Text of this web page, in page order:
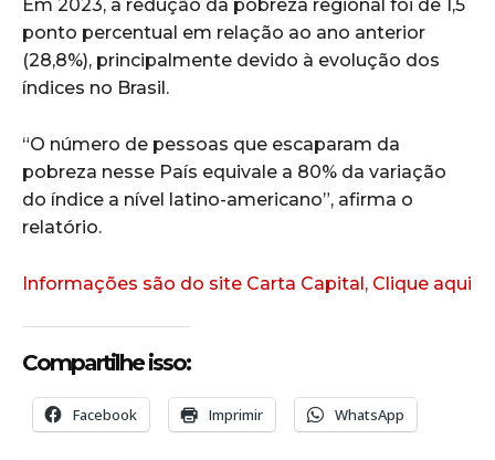
Em 2023, a redução da pobreza regional foi de 1,5
ponto percentual em relação ao ano anterior
(28,8%), principalmente devido à evolução dos
índices no Brasil.
“O número de pessoas que escaparam da
pobreza nesse País equivale a 80% da variação
do índice a nível latino-americano”, afirma o
relatório.
Informações são do site Carta Capital, Clique aqui
Compartilhe isso:
Facebook Imprimir WhatsApp